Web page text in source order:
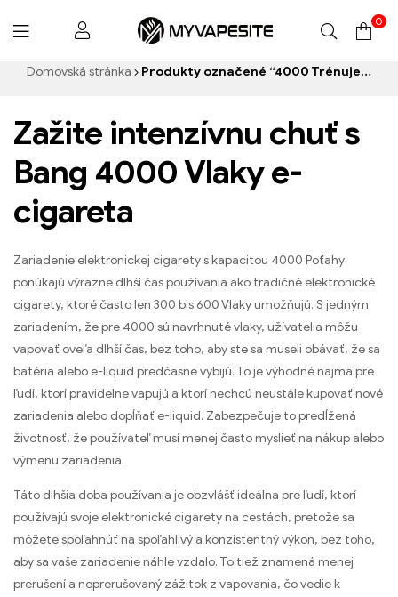
Myvapesite.de
0
Domovská stránka Produkty označené “4000 Trénuje e-cigarety”
Zažite intenzívnu chuť s
Bang 4000 Vlaky e-
cigareta
Zariadenie elektronickej cigarety s kapacitou 4000 Poťahy
ponúkajú výrazne dlhší čas používania ako tradičné elektronické
cigarety, ktoré často len 300 bis 600 Vlaky umožňujú. S jedným
zariadením, že pre 4000 sú navrhnuté vlaky, užívatelia môžu
vapovať oveľa dlhší čas, bez toho, aby ste sa museli obávať, že sa
batéria alebo e-liquid predčasne vybijú. To je výhodné najmä pre
ľudí, ktorí pravidelne vapujú a ktorí nechcú neustále kupovať nové
zariadenia alebo dopĺňať e-liquid. Zabezpečuje to predĺžená
životnosť, že používateľ musí menej často myslieť na nákup alebo
výmenu zariadenia.
Táto dlhšia doba používania je obzvlášť ideálna pre ľudí, ktorí
používajú svoje elektronické cigarety na cestách, pretože sa
môžete spoľahnúť na spoľahlivý a konzistentný výkon, bez toho,
aby sa vaše zariadenie náhle vzdalo. To tiež znamená menej
prerušení a neprerušovaný zážitok z vapovania, čo vedie k